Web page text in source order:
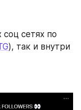
сетях по
), так и внутри